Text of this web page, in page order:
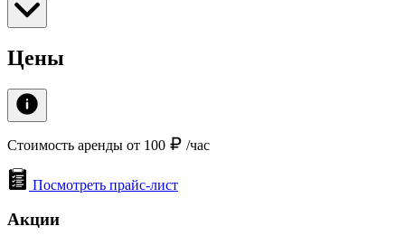
Цены
Стоимость аренды от 100 /час
Посмотреть прайс-лист
Акции